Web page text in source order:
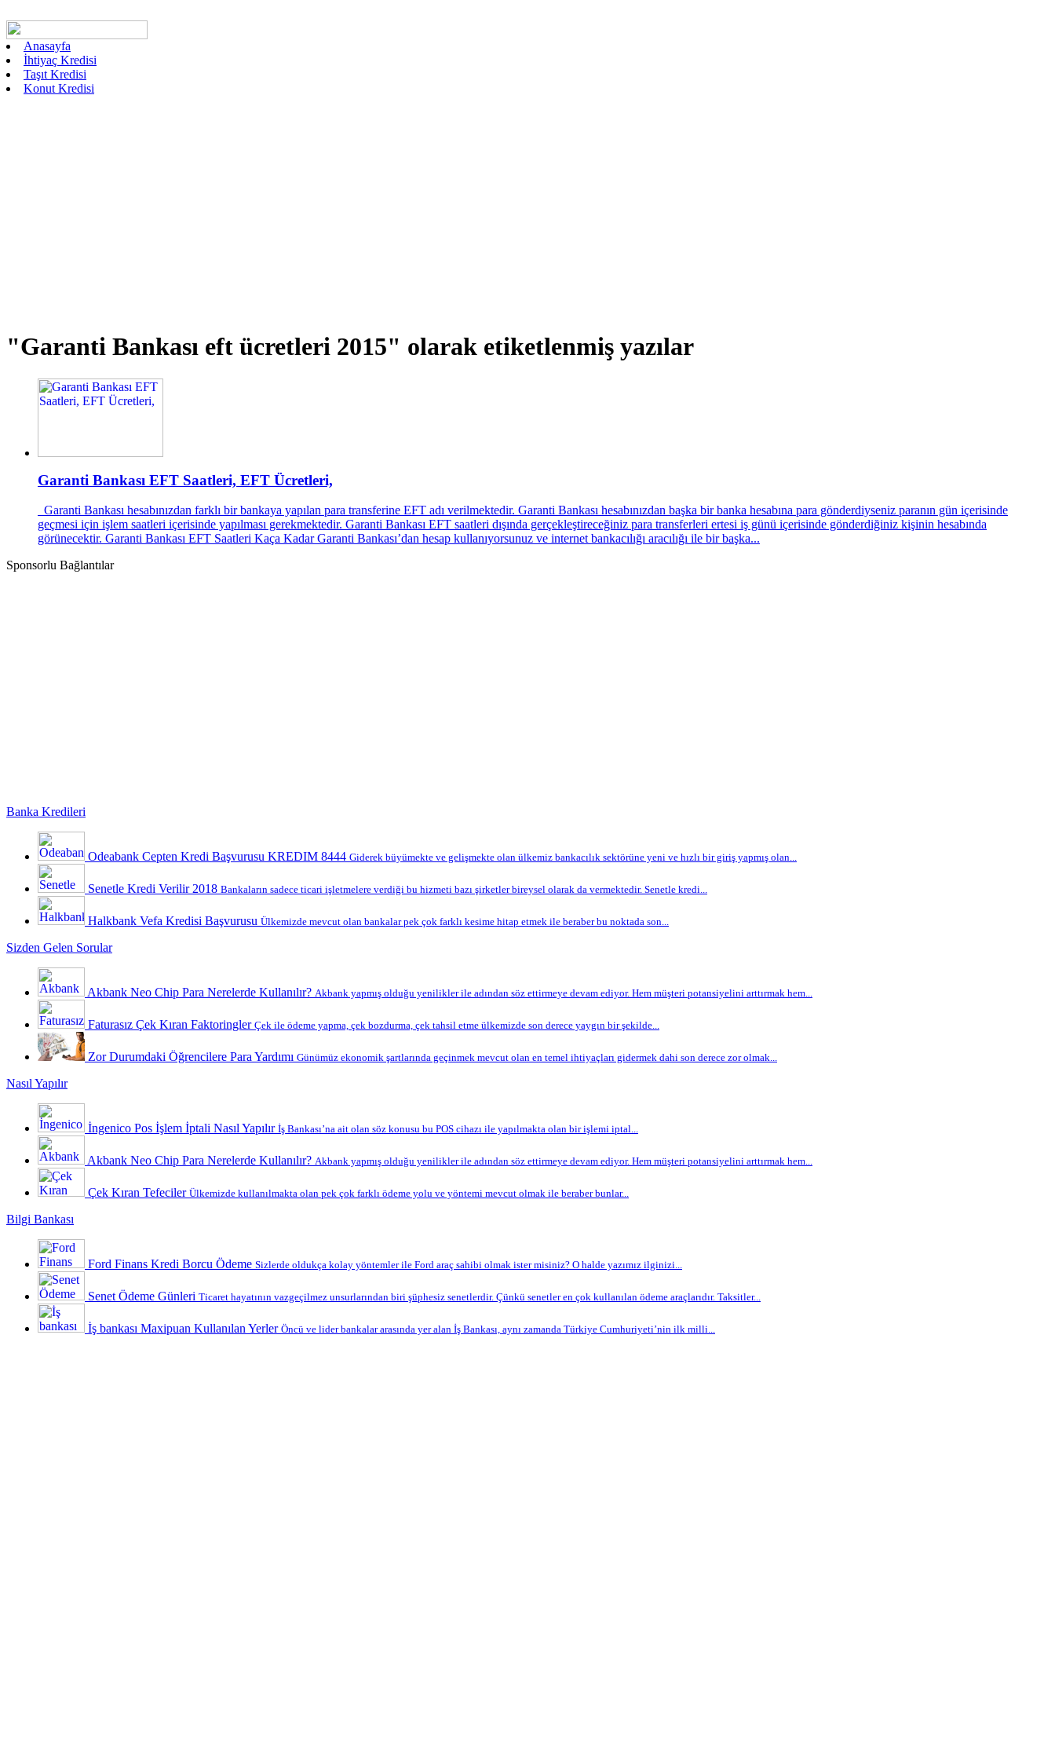
Anasayfa
İhtiyaç Kredisi
Taşıt Kredisi
Konut Kredisi
"Garanti Bankası eft ücretleri 2015" olarak etiketlenmiş yazılar
Garanti Bankası EFT Saatleri, EFT Ücretleri,
Garanti Bankası hesabınızdan farklı bir bankaya yapılan para transferine EFT adı verilmektedir. Garanti Bankası hesabınızdan başka bir banka hesabına para gönderdiyseniz paranın gün içerisinde
geçmesi için işlem saatleri içerisinde yapılması gerekmektedir. Garanti Bankası EFT saatleri dışında gerçekleştireceğiniz para transferleri ertesi iş günü içerisinde gönderdiğiniz kişinin hesabında
görünecektir. Garanti Bankası EFT Saatleri Kaça Kadar Garanti Bankası’dan hesap kullanıyorsunuz ve internet bankacılığı aracılığı ile bir başka...
Sponsorlu Bağlantılar
Banka Kredileri
Odeabank Cepten Kredi Başvurusu KREDIM 8444 Giderek büyümekte ve gelişmekte olan ülkemiz bankacılık sektörüne yeni ve hızlı bir giriş yapmış olan...
Senetle Kredi Verilir 2018 Bankaların sadece ticari işletmelere verdiği bu hizmeti bazı şirketler bireysel olarak da vermektedir. Senetle kredi...
Halkbank Vefa Kredisi Başvurusu Ülkemizde mevcut olan bankalar pek çok farklı kesime hitap etmek ile beraber bu noktada son...
Sizden Gelen Sorular
Akbank Neo Chip Para Nerelerde Kullanılır? Akbank yapmış olduğu yenilikler ile adından söz ettirmeye devam ediyor. Hem müşteri potansiyelini arttırmak hem...
Faturasız Çek Kıran Faktoringler Çek ile ödeme yapma, çek bozdurma, çek tahsil etme ülkemizde son derece yaygın bir şekilde...
Zor Durumdaki Öğrencilere Para Yardımı Günümüz ekonomik şartlarında geçinmek mevcut olan en temel ihtiyaçları gidermek dahi son derece zor olmak...
Nasıl Yapılır
İngenico Pos İşlem İptali Nasıl Yapılır İş Bankası’na ait olan söz konusu bu POS cihazı ile yapılmakta olan bir işlemi iptal...
Akbank Neo Chip Para Nerelerde Kullanılır? Akbank yapmış olduğu yenilikler ile adından söz ettirmeye devam ediyor. Hem müşteri potansiyelini arttırmak hem...
Çek Kıran Tefeciler Ülkemizde kullanılmakta olan pek çok farklı ödeme yolu ve yöntemi mevcut olmak ile beraber bunlar...
Bilgi Bankası
Ford Finans Kredi Borcu Ödeme Sizlerde oldukça kolay yöntemler ile Ford araç sahibi olmak ister misiniz? O halde yazımız ilginizi...
Senet Ödeme Günleri Ticaret hayatının vazgeçilmez unsurlarından biri şüphesiz senetlerdir. Çünkü senetler en çok kullanılan ödeme araçlarıdır. Taksitler...
İş bankası Maxipuan Kullanılan Yerler Öncü ve lider bankalar arasında yer alan İş Bankası, aynı zamanda Türkiye Cumhuriyeti’nin ilk milli...